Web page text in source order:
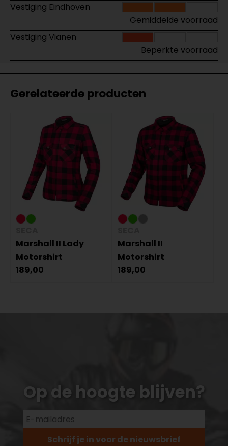
Vestiging Eindhoven
Gemiddelde voorraad
Vestiging Vianen
Beperkte voorraad
Gerelateerde producten
Marshall II Lady
Motorshirt
189,00
Marshall II
Motorshirt
189,00
Op de hoogte blijven?
Schrijf je in voor de nieuwsbrief